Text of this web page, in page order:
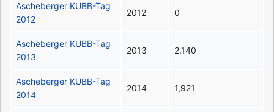
Ascheberger KUBB-Tag
2012
2012 0
Ascheberger KUBB-Tag
2013
2013 2.140
Ascheberger KUBB-Tag
2014
2014 1,921